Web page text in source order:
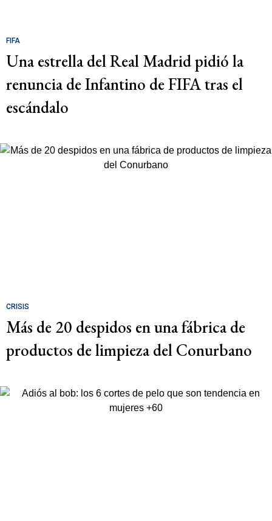
FIFA
Una estrella del Real Madrid pidió la
renuncia de Infantino de FIFA tras el
escándalo
CRISIS
Más de 20 despidos en una fábrica de
productos de limpieza del Conurbano